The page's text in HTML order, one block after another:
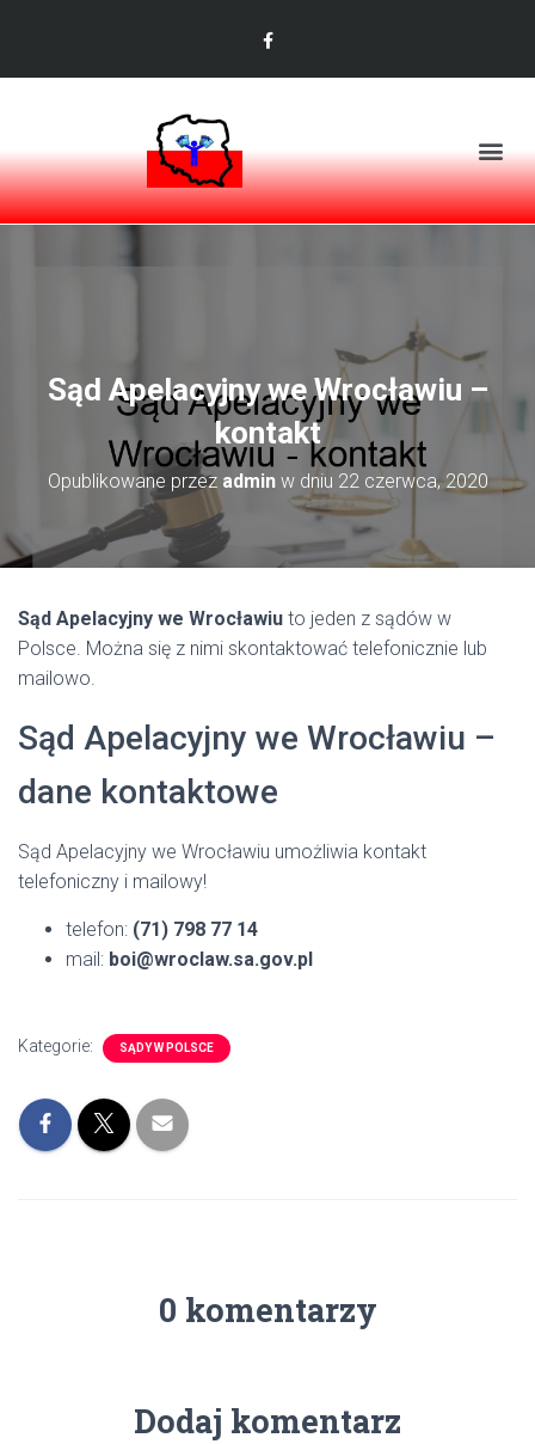
Sąd Apelacyjny we Wrocławiu –
kontakt
Opublikowane przez adminw dniu 22 czerwca, 2020
Sąd Apelacyjny we Wrocławiu to jeden z sądów w
Polsce. Można się z nimi skontaktować telefonicznie lub
mailowo.
Sąd Apelacyjny we Wrocławiu –
dane kontaktowe
Sąd Apelacyjny we Wrocławiu umożliwia kontakt
telefoniczny i mailowy!
telefon: (71) 798 77 14
mail: boi@wroclaw.sa.gov.pl
Kategorie: SĄDY W POLSCE
0 komentarzy
Dodaj komentarz